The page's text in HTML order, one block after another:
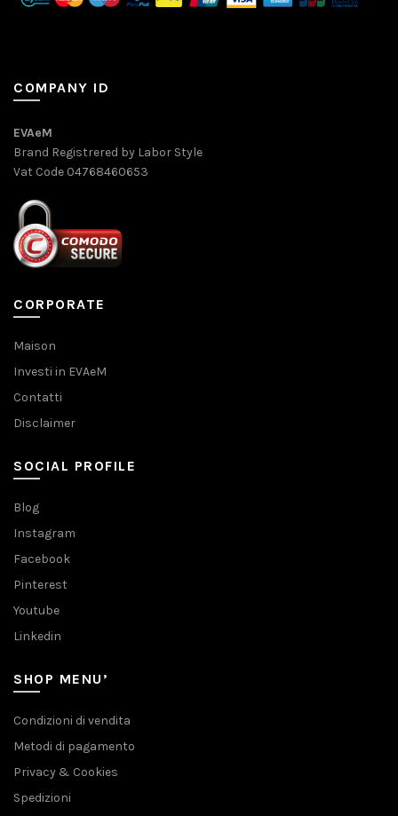
COMPANY ID
EVAeM
Brand Registrered by Labor Style
Vat Code 04768460653
CORPORATE
Maison
Investi in EVAeM
Contatti
Disclaimer
SOCIAL PROFILE
Blog
Instagram
Facebook
Pinterest
Youtube
Linkedin
SHOP MENU’
Condizioni di vendita
Metodi di pagamento
Privacy & Cookies
Spedizioni